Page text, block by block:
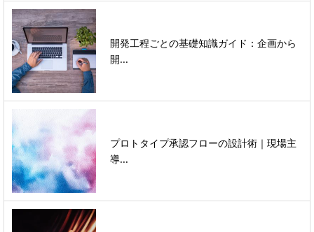
開発工程ごとの基礎知識ガイド：企画から
開...
プロトタイプ承認フローの設計術｜現場主
導...